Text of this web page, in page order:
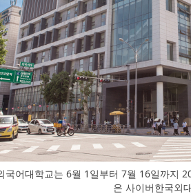
국어대학교는 6월 1일부터 7월 16일까지
은 사이버한국외